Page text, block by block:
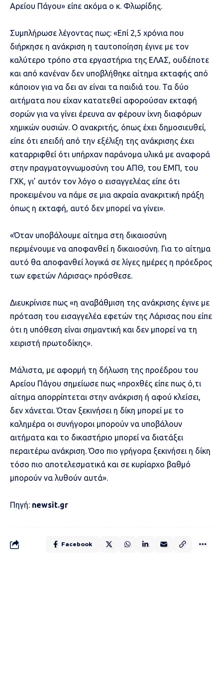
Αρείου Πάγου» είπε ακόμα ο κ. Φλωρίδης.
Συμπλήρωσε λέγοντας πως: «Επί 2,5 χρόνια που
διήρκησε η ανάκριση η ταυτοποίηση έγινε με τον
καλύτερο τρόπο στα εργαστήρια της ΕΛΑΣ, ουδέποτε
και από κανέναν δεν υποβλήθηκε αίτημα εκταφής από
κάποιον για να δει αν είναι τα παιδιά του. Τα δύο
αιτήματα που είχαν κατατεθεί αφορούσαν εκταφή
σορών για να γίνει έρευνα αν φέρουν ίχνη διαφόρων
χημικών ουσιών. Ο ανακριτής, όπως έχει δημοσιευθεί,
είπε ότι επειδή από την εξέλιξη της ανάκρισης έχει
καταρριφθεί ότι υπήρχαν παράνομα υλικά με αναφορά
στην πραγματογνωμοσύνη του ΑΠΘ, του ΕΜΠ, του
ΓΧΚ, γι’ αυτόν τον λόγο ο εισαγγελέας είπε ότι
προκειμένου να πάμε σε μια ακραία ανακριτική πράξη
όπως η εκταφή, αυτό δεν μπορεί να γίνει».
«Όταν υποβάλουμε αίτημα στη δικαιοσύνη
περιμένουμε να αποφανθεί η δικαιοσύνη. Για το αίτημα
αυτό θα αποφανθεί λογικά σε λίγες ημέρες η πρόεδρος
των εφετών Λάρισας» πρόσθεσε.
Διευκρίνισε πως «η αναβάθμιση της ανάκρισης έγινε με
πρόταση του εισαγγελέα εφετών της Λάρισας που είπε
ότι η υπόθεση είναι σημαντική και δεν μπορεί να τη
χειριστή πρωτοδίκης».
Μάλιστα, με αφορμή τη δήλωση της προέδρου του
Αρείου Πάγου σημείωσε πως «προχθές είπε πως ό,τι
αίτημα απορρίπτεται στην ανάκριση ή αφού κλείσει,
δεν χάνεται. Όταν ξεκινήσει η δίκη μπορεί με το
καλημέρα οι συνήγοροι μπορούν να υποβάλουν
αιτήματα και το δικαστήριο μπορεί να διατάξει
περαιτέρω ανάκριση. Όσο πιο γρήγορα ξεκινήσει η δίκη
τόσο πιο αποτελεσματικά και σε κυρίαρχο βαθμό
μπορούν να λυθούν αυτά».
Πηγή: newsit.gr
Facebook